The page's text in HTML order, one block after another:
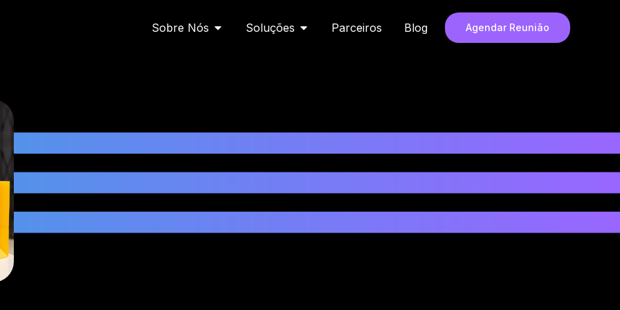
Sobre Nós Abrir Sobre Nós
Soluções Abrir Soluções
Parceiros Blog Agendar Reunião